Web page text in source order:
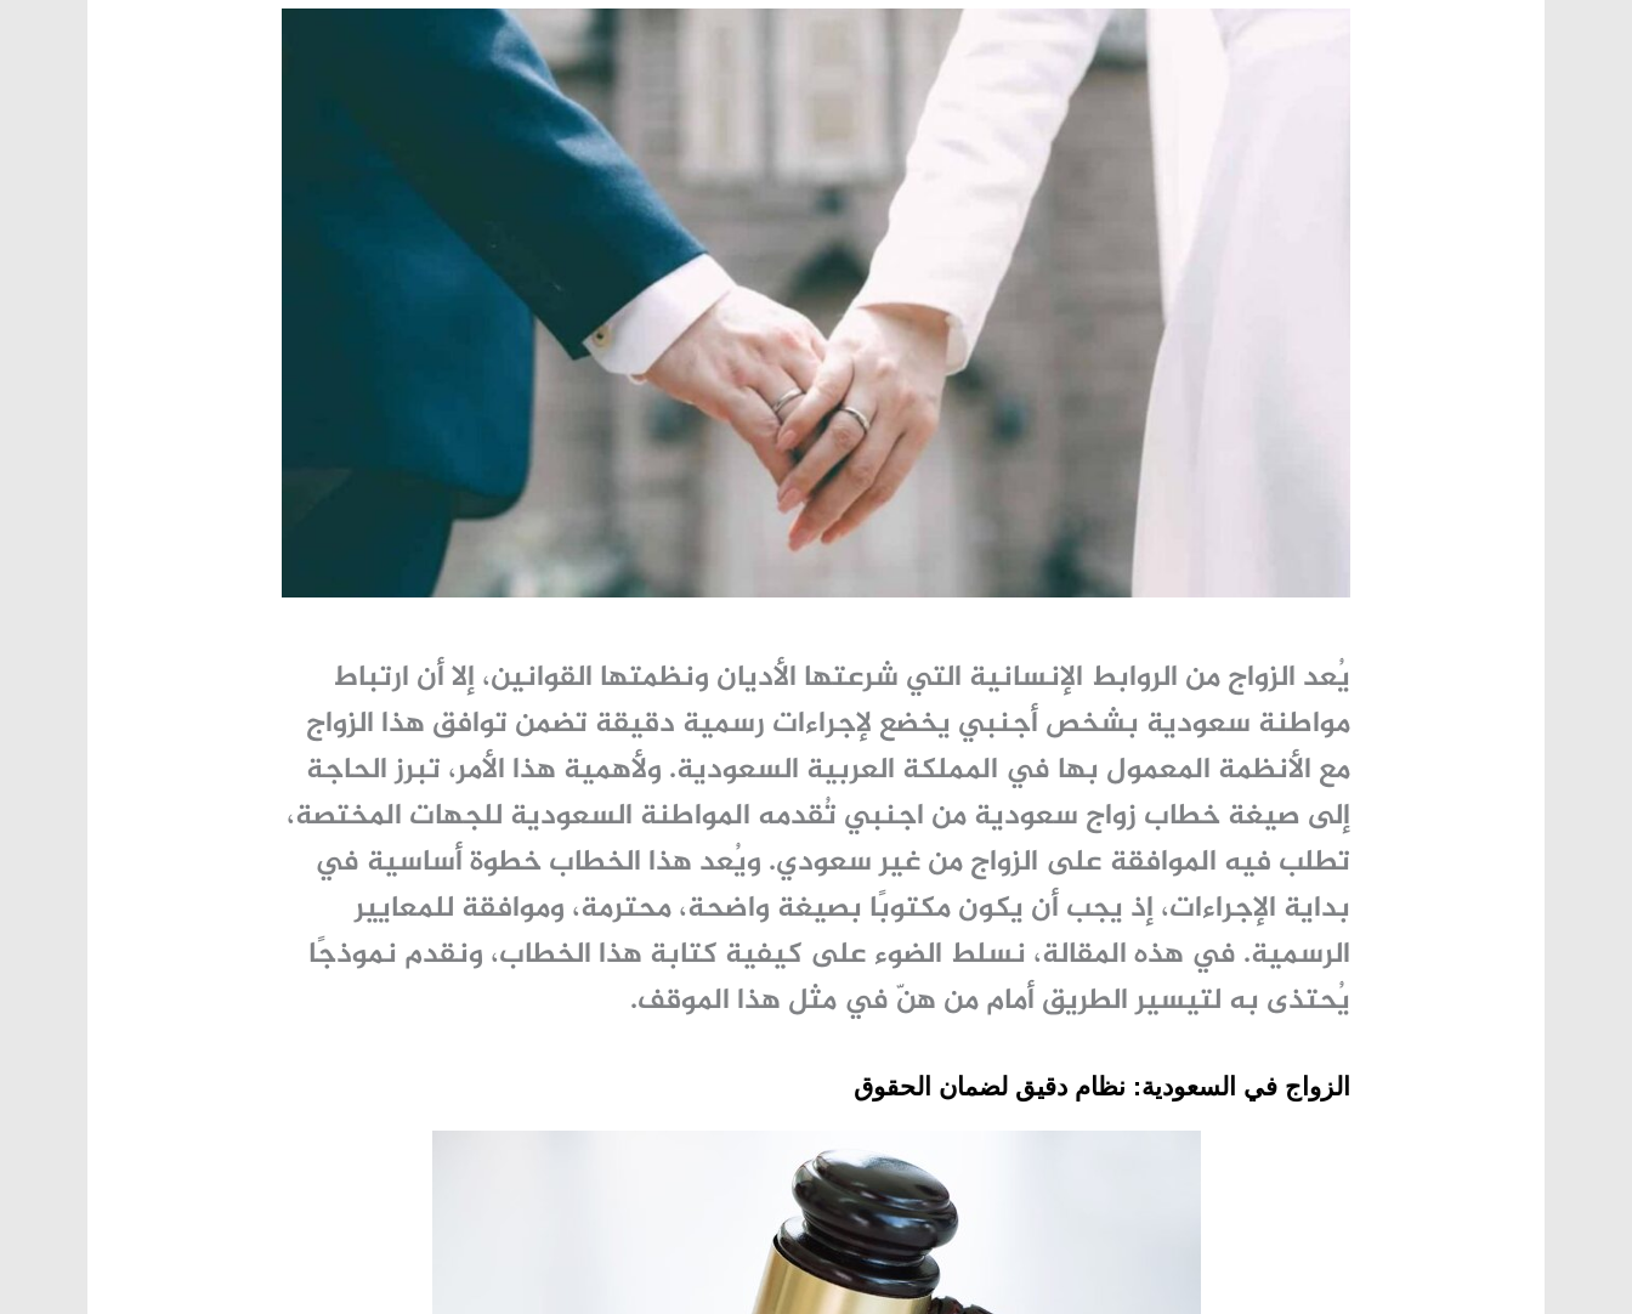
يُعد الزواج من الروابط الإنسانية التي شرعتها الأديان ونظمتها القوانين، إلا أن ارتباط
مواطنة سعودية بشخص أجنبي يخضع لإجراءات رسمية دقيقة تضمن توافق هذا الزواج
مع الأنظمة المعمول بها في المملكة العربية السعودية. ولأهمية هذا الأمر، تبرز الحاجة
إلى صيغة خطاب زواج سعودية من اجنبي تُقدمه المواطنة السعودية للجهات المختصة،
تطلب فيه الموافقة على الزواج من غير سعودي. ويُعد هذا الخطاب خطوة أساسية في
بداية الإجراءات، إذ يجب أن يكون مكتوبًا بصيغة واضحة، محترمة، وموافقة للمعايير
الرسمية. في هذه المقالة، نسلط الضوء على كيفية كتابة هذا الخطاب، ونقدم نموذجًا
يُحتذى به لتيسير الطريق أمام من هنّ في مثل هذا الموقف.
الزواج في السعودية: نظام دقيق لضمان الحقوق